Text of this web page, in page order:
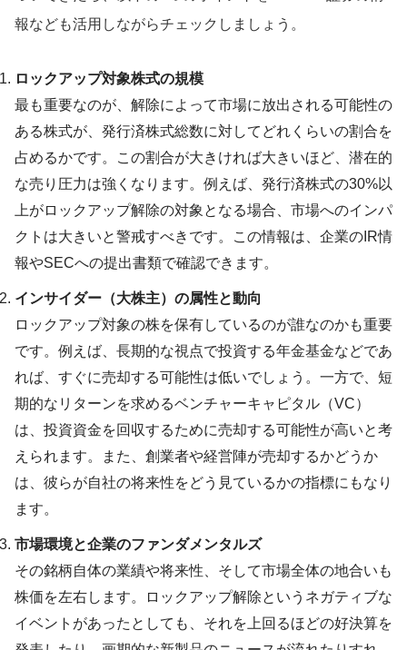
報なども活用しながらチェックしましょう。
ロックアップ対象株式の規模
最も重要なのが、解除によって市場に放出される可能性の
ある株式が、発行済株式総数に対してどれくらいの割合を
占めるかです。この割合が大きければ大きいほど、潜在的
な売り圧力は強くなります。例えば、発行済株式の30%以
上がロックアップ解除の対象となる場合、市場へのインパ
クトは大きいと警戒すべきです。この情報は、企業のIR情
報やSECへの提出書類で確認できます。
インサイダー（大株主）の属性と動向
ロックアップ対象の株を保有しているのが誰なのかも重要
です。例えば、長期的な視点で投資する年金基金などであ
れば、すぐに売却する可能性は低いでしょう。一方で、短
期的なリターンを求めるベンチャーキャピタル（VC）
は、投資資金を回収するために売却する可能性が高いと考
えられます。また、創業者や経営陣が売却するかどうか
は、彼らが自社の将来性をどう見ているかの指標にもなり
ます。
市場環境と企業のファンダメンタルズ
その銘柄自体の業績や将来性、そして市場全体の地合いも
株価を左右します。ロックアップ解除というネガティブな
イベントがあったとしても、それを上回るほどの好決算を